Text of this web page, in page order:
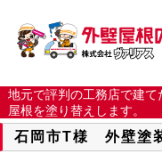
地元で評判の工務店で建
屋根を塗り替えします。
石岡市T様 外壁塗